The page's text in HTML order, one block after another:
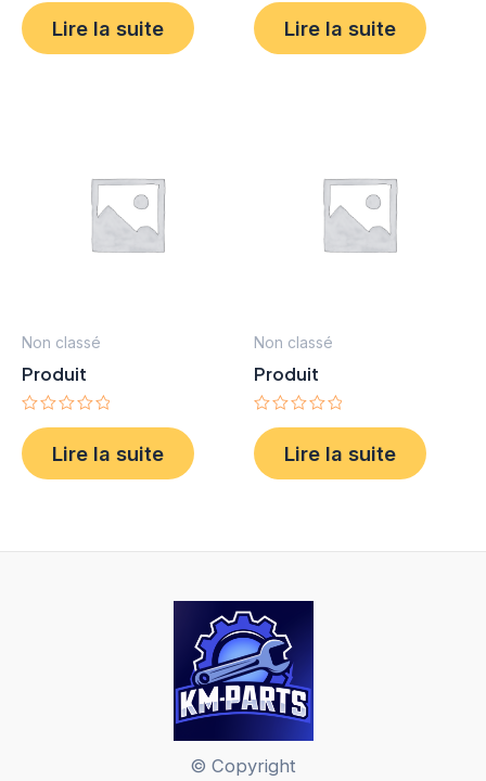
0
sur
5
Lire la suite
0
sur
5
Lire la suite
Non classé
Produit
Note
0
sur
5
Lire la suite
Non classé
Produit
Note
0
sur
5
Lire la suite
© Copyright